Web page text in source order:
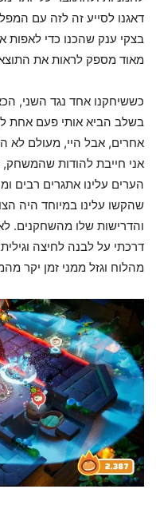
דאגנו לסייע זה לזה עם
בצקי ענק שהכנו כדי לאפות
מאוד מספק לראות את
כששיחקנו אחד נגד השני,
בשלב הביא אותי פעם אחת
אחרים, אבל היי, מעולם לא
אני חייבת להודות
הערים עלינו אתגרים רבים
שהקשו עלינו במיוחד היה
והדרישות שלו מהשחקנים.
דרכתי על לבנה לחיצה
מהלוח וגזל ממני זמן יקר